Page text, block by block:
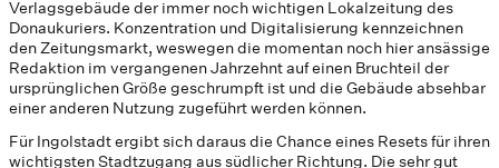
Verlagsgebäude der immer noch wichtigen Lokalzeitung des
Donaukuriers. Konzentration und Digitalisierung kennzeichnen
den Zeitungsmarkt, weswegen die momentan noch hier ansässige
Redaktion im vergangenen Jahrzehnt auf einen Bruchteil der
ursprünglichen Größe geschrumpft ist und die Gebäude absehbar
einer anderen Nutzung zugeführt werden können.
Für Ingolstadt ergibt sich daraus die Chance eines Resets für ihren
wichtigsten Stadtzugang aus südlicher Richtung. Die sehr gut